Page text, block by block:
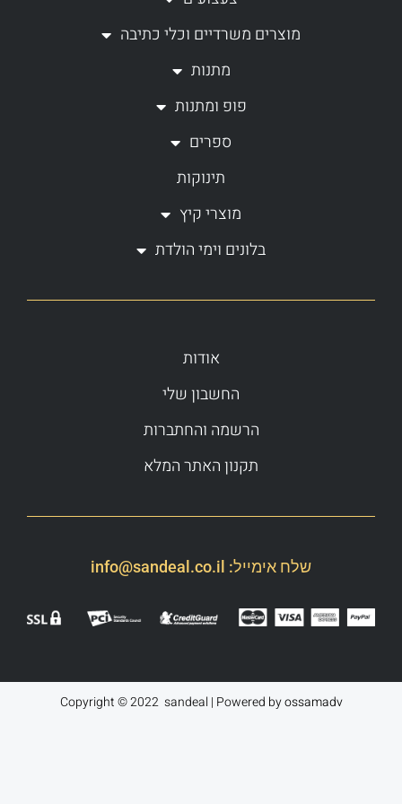
o
o
k
f
r
a
מוצרים משרדיים וכלי כתיבה
מתנות
פופ ומתנות
ספרים
תינוקות
מוצרי קיץ
בלונים וימי הולדת
אודות
החשבון שלי
הרשמה והחתברות
תקנון האתר המלא
שלח אימייל: info@sandeal.co.il
Copyright © 2022 sandeal | Powered byossamadv